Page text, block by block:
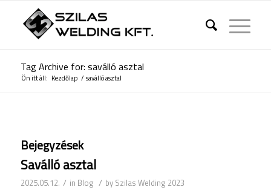
Tag Archive for: saválló asztal
Ön itt áll: Kezdőlap / saválló asztal
Bejegyzések
Saválló asztal
2025.05.12. / in Blog / by Szilas Welding 2023